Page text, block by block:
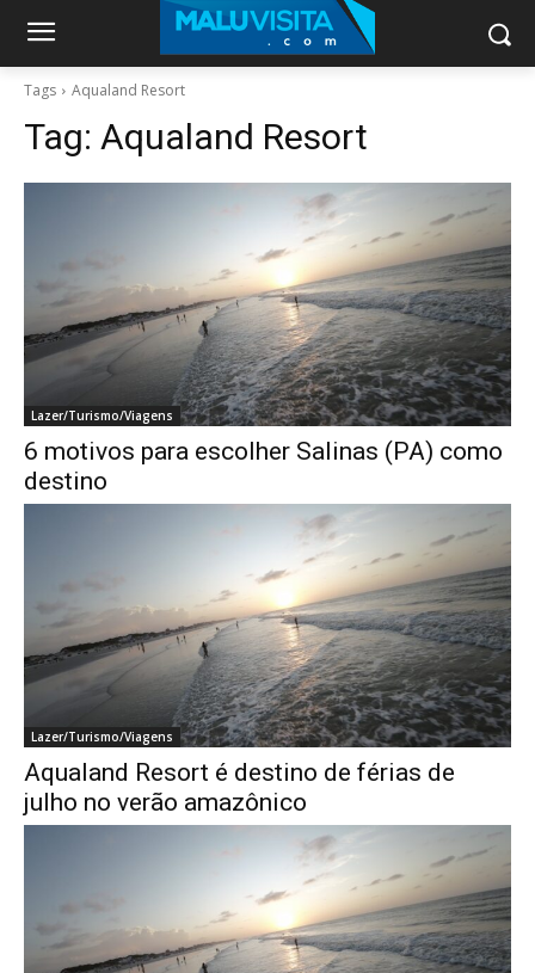
Tags Aqualand Resort
Tag: Aqualand Resort
Lazer/Turismo/Viagens
6 motivos para escolher Salinas (PA) como
destino
Lazer/Turismo/Viagens
Aqualand Resort é destino de férias de
julho no verão amazônico